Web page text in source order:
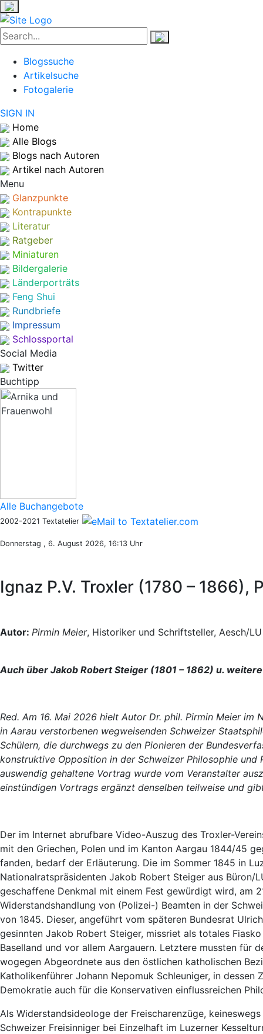
Blogssuche
Artikelsuche
Fotogalerie
SIGN IN
Home
Alle Blogs
Blogs nach Autoren
Artikel nach Autoren
Menu
Glanzpunkte
Kontrapunkte
Literatur
Ratgeber
Miniaturen
Bildergalerie
Länderporträts
Feng Shui
Rundbriefe
Impressum
Schlossportal
Social Media
Twitter
Buchtipp
Alle Buchangebote
2002-2021 Textatelier
Donnerstag , 6. August 2026, 16:13 Uhr
Ignaz P.V. Troxler (1780 –
Autor: Pirmin Meier, Historiker und Schriftsteller, Aesch/LU
Auch über Jakob Robert Steiger (1801 – 1862) u.
Red. Am 16. Mai 2026 hielt Autor Dr. phil. Pirmin Meier
in Aarau verstorbenen wegweisenden Schweizer
Schülern, die durchwegs zu den Pionieren der
konstruktive Opposition in der Schweizer Philosophie
auswendig gehaltene Vortrag wurde vom Veranstalter
einstündigen Vortrags ergänzt denselben teilweise und
Der im Internet abrufbare Video-Auszug des Troxler-
mit den Griechen, Polen und im Kanton Aargau 1844/45
fanden, bedarf der Erläuterung. Die im Sommer 1845 in
Nationalratspräsidenten Jakob Robert Steiger aus Büron/
geschaffene Denkmal mit einem Fest gewürdigt wird, am
Widerstandshandlung von (Polizei-) Beamten in der
von 1845. Dieser, angeführt vom späteren Bundesrat
gesinnten Jakob Robert Steiger, missriet als totales
Baselland und vor allem Aargauern. Letztere mussten für
wogegen Abgeordnete aus den östlichen katholischen
Katholikenführer Johann Nepomuk Schleuniger, in dessen
Demokratie auch für die Konservativen einflussreichen
Als Widerstandsideologe der Freischarenzüge,
Schweizer Freisinniger bei Einzelhaft im Luzerner